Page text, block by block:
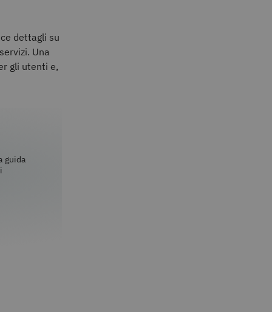
dettagli su
Una
gli utenti e,
guida